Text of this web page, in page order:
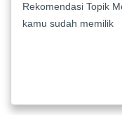
Rekomendasi Topik
kamu sudah memilik